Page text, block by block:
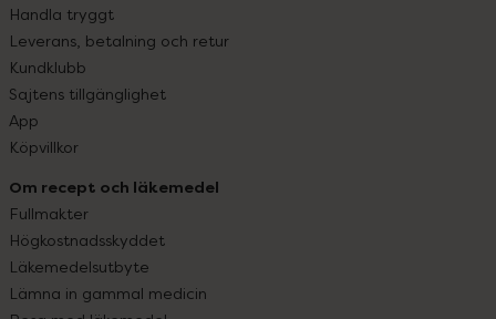
Handla tryggt
Leverans, betalning och retur
Kundklubb
Sajtens tillgänglighet
App
Köpvillkor
Om recept och läkemedel
Fullmakter
Högkostnadsskyddet
Läkemedelsutbyte
Lämna in gammal medicin